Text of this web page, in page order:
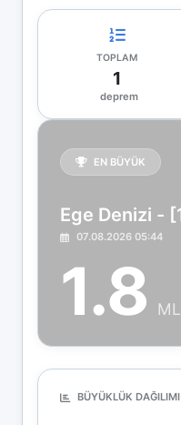
TOPLAM
1
deprem
EN BÜYÜK
07.08.2026 05:44
1.8 ML
BÜYÜKLÜK DAĞILIMI